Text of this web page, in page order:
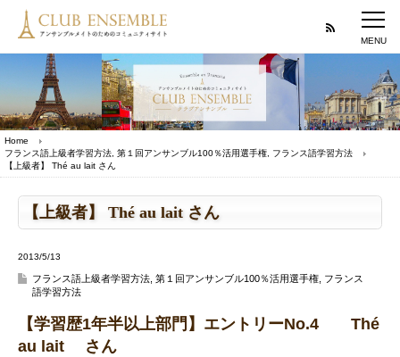
Home
フランス語上級者学習方法 第１回アンサンブル100％活用選手権
フランス語学習方法
【上級者】 Thé au lait さん
【上級者】 Thé au lait さん
2013/5/13
フランス語上級者学習方法 第１回アンサンブル100％活用選手権 フランス
語学習方法
【学習歴1年半以上部門】エントリーNo.4 Thé
au lait さん